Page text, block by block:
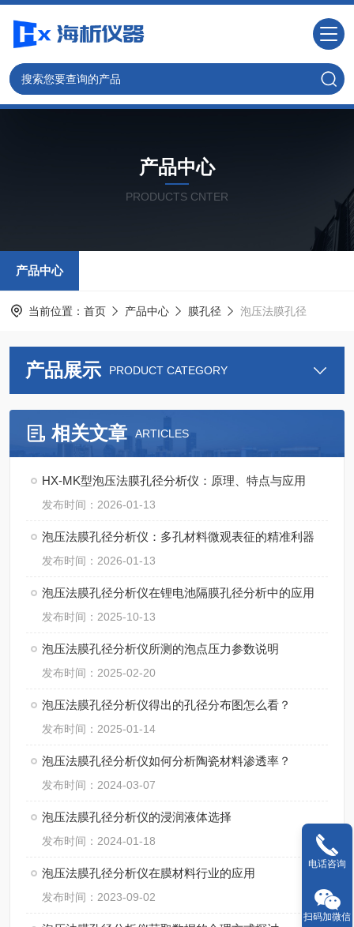
产品中心
PRODUCTS CNTER
产品中心
当前位置： 首页 产品中心 膜孔径 泡压法膜孔径
产品展示 PRODUCT CATEGORY
相关文章 ARTICLES
HX-MK型泡压法膜孔径分析仪：原理、特点与应用
发布时间：2026-01-13
泡压法膜孔径分析仪：多孔材料微观表征的精准利器
发布时间：2026-01-13
泡压法膜孔径分析仪在锂电池隔膜孔径分析中的应用
发布时间：2025-10-13
泡压法膜孔径分析仪所测的泡点压力参数说明
发布时间：2025-02-20
泡压法膜孔径分析仪得出的孔径分布图怎么看？
发布时间：2025-01-14
泡压法膜孔径分析仪如何分析陶瓷材料渗透率？
发布时间：2024-03-07
泡压法膜孔径分析仪的浸润液体选择
发布时间：2024-01-18
泡压法膜孔径分析仪在膜材料行业的应用
发布时间：2023-09-02
电话咨询
扫码加微信